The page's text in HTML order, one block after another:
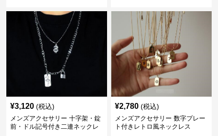
¥3,120 (税込)
メンズアクセサリー 十字架・錠
前・ドル記号付き二連ネックレ
¥2,780 (税込)
メンズアクセサリー 数字プレー
ト付きレトロ風ネックレス